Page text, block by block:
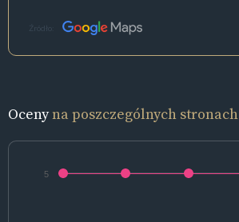
Źródło:
Ocenyna poszczególnych stronach
5